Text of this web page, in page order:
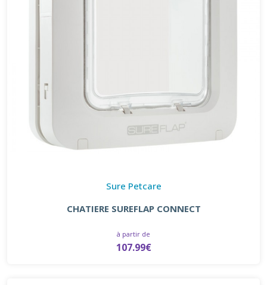
Sure Petcare
CHATIERE SUREFLAP CONNECT
à partir de
107.99€